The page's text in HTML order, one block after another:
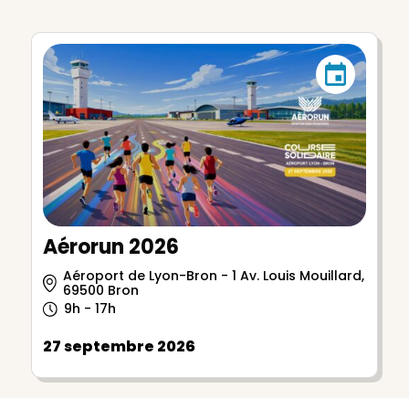
Aérorun 2026
Aéroport de Lyon-Bron - 1 Av. Louis Mouillard,
69500 Bron
9h - 17h
27 septembre 2026